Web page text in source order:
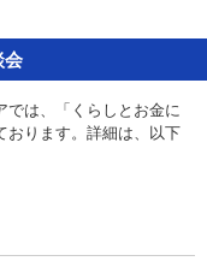
会
では、「くらしとお金に
おります。詳細は、以下